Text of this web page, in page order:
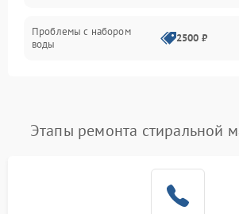
Проблемы с набором
воды
2500 ₽
Замена платы управления
Этапы ремонта стиральной